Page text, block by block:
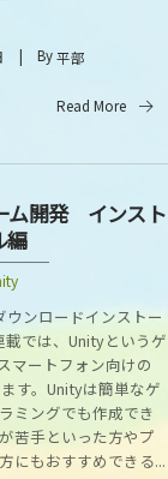
By平部
Read More
ム開発 インスト
編
ンロードインストー
では、Unityというゲ
マートフォン向けの
す。Unityは簡単なゲ
ミングでも作成でき
苦手といった方やプ
にもおすすめできる...